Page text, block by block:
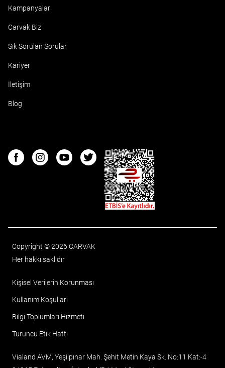
Kampanyalar
Carvak Biz
Sık Sorulan Sorular
Kariyer
İletişim
Blog
FacebookInstagramYoutubeTwitter
ETBIS
Copyright © 2026 CARVAK
Her hakkı saklıdır
Kişisel Verilerin Korunması
Kullanım Koşulları
Bilgi Toplumları Hizmeti
Turuncu Etik Hattı
Vialand AVM, Yeşilpınar Mah. Şehit Metin Kaya Sk. No:11 Kat:-4